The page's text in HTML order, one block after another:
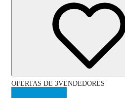
OFERTAS DE 3VENDEDORES